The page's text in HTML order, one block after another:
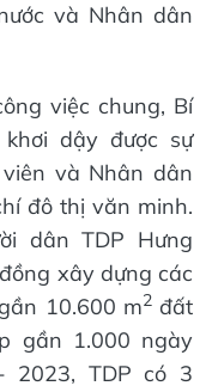
và Nhân dân
việc chung, Bí
dậy được sự
và Nhân dân
đô thị văn minh.
dân TDP Hưng
xây dựng các
10.600 m2đất
gần 1.000 ngày
2023, TDP có 3